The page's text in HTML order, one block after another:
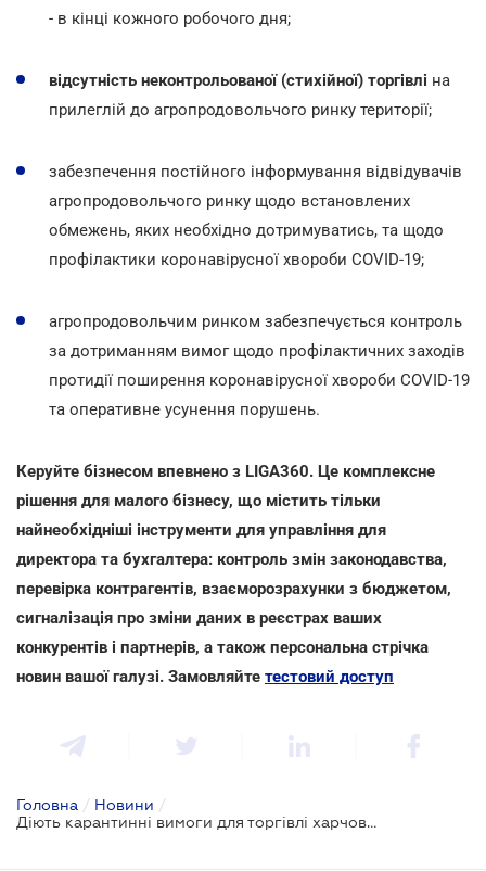
- в кінці кожного робочого дня;
відсутність неконтрольованої (стихійної) торгівлі на
прилеглій до агропродовольчого ринку території;
забезпечення постійного інформування відвідувачів
агропродовольчого ринку щодо встановлених
обмежень, яких необхідно дотримуватись, та щодо
профілактики коронавірусної хвороби COVID-19;
агропродовольчим ринком забезпечується контроль
за дотриманням вимог щодо профілактичних заходів
протидії поширення коронавірусної хвороби COVID-19
та оперативне усунення порушень.
Керуйте бізнесом впевнено з LIGA360. Це комплексне
рішення для малого бізнесу, що містить тільки
найнеобхідніші інструменти для управління для
директора та бухгалтера: контроль змін законодавства,
перевірка контрагентів, взаєморозрахунки з бюджетом,
сигналізація про зміни даних в реєстрах ваших
конкурентів і партнерів, а також персональна стрічка
новин вашої галузі. Замовляйте тестовий доступ
Головна / Новини /
Діють карантинні вимоги для торгівлі харчовими продуктами на ринках